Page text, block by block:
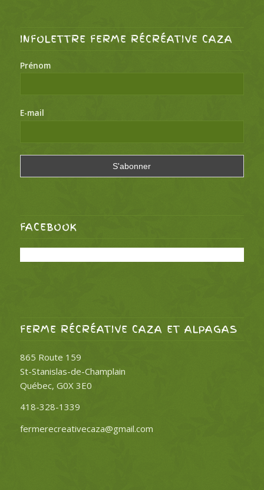
INFOLETTRE FERME RÉCRÉATIVE CAZA
Prénom
E-mail
FACEBOOK
FERME RÉCRÉATIVE CAZA ET ALPAGAS
865 Route 159
St-Stanislas-de-Champlain
Québec, G0X 3E0
418-328-1339
fermerecreativecaza@gmail.com